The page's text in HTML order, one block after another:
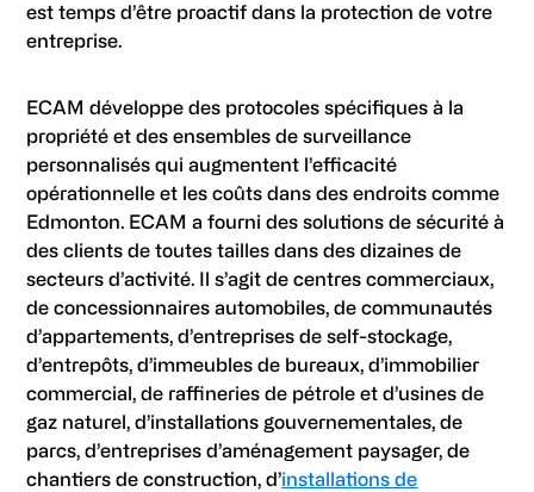
est temps d’être proactif dans la protection de votre
entreprise.
ECAM développe des protocoles spécifiques à la
propriété et des ensembles de surveillance
personnalisés qui augmentent l’efficacité
opérationnelle et les coûts dans des endroits comme
Edmonton. ECAM a fourni des solutions de sécurité à
des clients de toutes tailles dans des dizaines de
secteurs d’activité. Il s’agit de centres commerciaux,
de concessionnaires automobiles, de communautés
d’appartements, d’entreprises de self-stockage,
d’entrepôts, d’immeubles de bureaux, d’immobilier
commercial, de raffineries de pétrole et d’usines de
gaz naturel, d’installations gouvernementales, de
parcs, d’entreprises d’aménagement paysager, de
chantiers de construction, d’installations de